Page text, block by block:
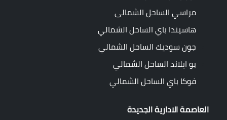
مراسي الساحل الشمالى
هاسيندا باي الساحل الشمالي
جون سوديك الساحل الشمالي
بو ايلاند الساحل الشمالي
فوكا باي الساحل الشمالي
العاصمة الادارية الجديدة